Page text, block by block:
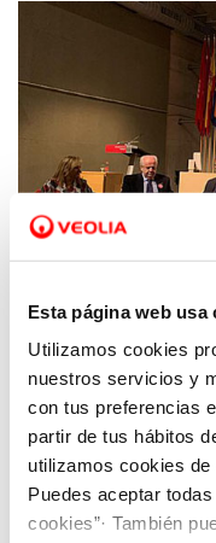
Esta página web usa
Utilizamos cookies
nuestros servicios y
con tus preferencias
partir de tus hábitos
utilizamos cookies
Puedes aceptar
cookies”· También
21 NOV 2019
Hidrogea
promover el
jóvenes